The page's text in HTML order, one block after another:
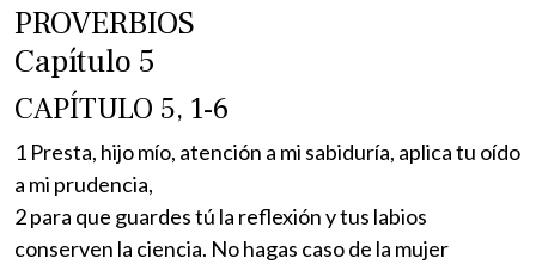
PROVERBIOS
Capítulo 5
CAPÍTULO 5, 1-6
1 Presta, hijo mío, atención a mi sabiduría, aplica tu oído
a mi prudencia,
2 para que guardes tú la reflexión y tus labios
conserven la ciencia. No hagas caso de la mujer